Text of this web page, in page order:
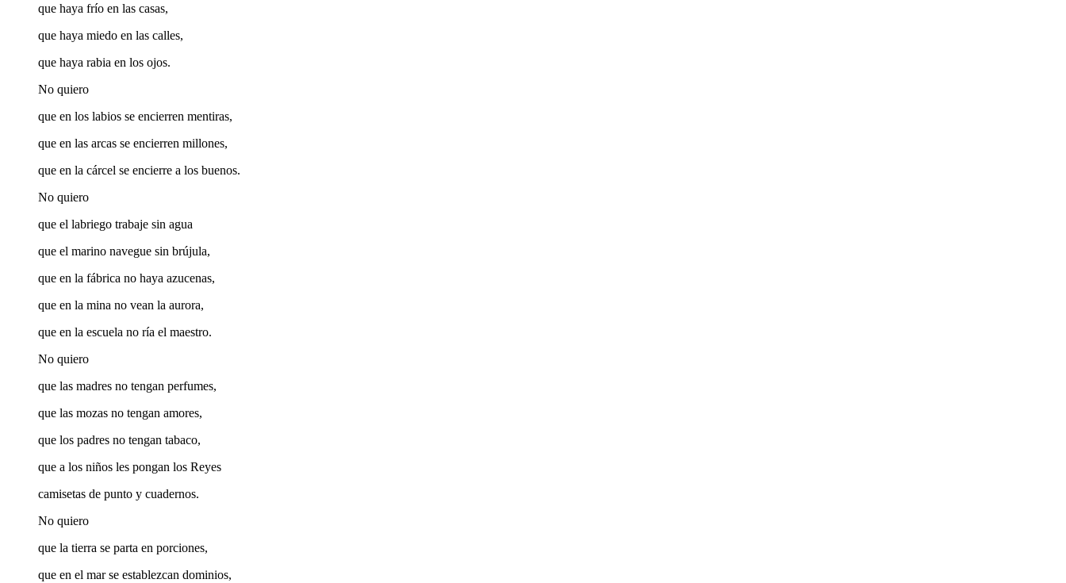
que haya frío en las casas,
que haya miedo en las calles,
que haya rabia en los ojos.
No quiero
que en los labios se encierren mentiras,
que en las arcas se encierren millones,
que en la cárcel se encierre a los buenos.
No quiero
que el labriego trabaje sin agua
que el marino navegue sin brújula,
que en la fábrica no haya azucenas,
que en la mina no vean la aurora,
que en la escuela no ría el maestro.
No quiero
que las madres no tengan perfumes,
que las mozas no tengan amores,
que los padres no tengan tabaco,
que a los niños les pongan los Reyes
camisetas de punto y cuadernos.
No quiero
que la tierra se parta en porciones,
que en el mar se establezcan dominios,